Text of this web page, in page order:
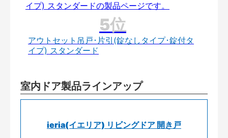
アウトセット吊戸･片引(錠なしタイプ･錠付タ
イプ) スタンダード
室内ドア製品ラインアップ
ieria(イエリア) リビングドア 開き戸